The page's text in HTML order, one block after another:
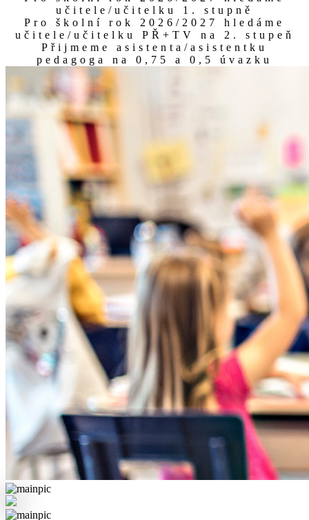
učitele/učitelku 1. stupně
Pro školní rok 2026/2027 hledáme
učitele/učitelku PŘ+TV na 2. stupeň
Přijmeme asistenta/asistentku
pedagoga na 0,75 a 0,5 úvazku